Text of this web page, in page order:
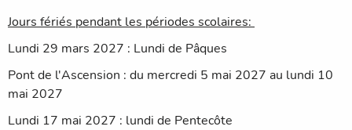
Jours fériés pendant les périodes scolaires:
Lundi 29 mars 2027 : Lundi de Pâques
Pont de l'Ascension : du mercredi 5 mai 2027 au lundi 10
mai 2027
Lundi 17 mai 2027 : lundi de Pentecôte